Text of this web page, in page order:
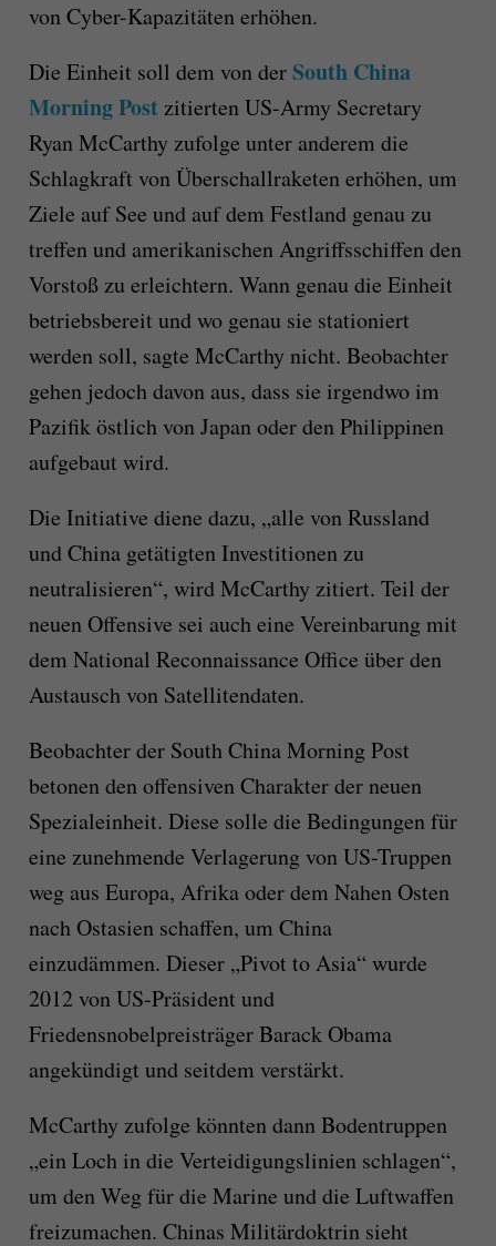
von Cyber-Kapazitäten erhöhen.
Die Einheit soll dem von derSouth China
Morning Post zitierten US-Army Secretary
Ryan McCarthy zufolge unter anderem die
Schlagkraft von Überschallraketen erhöhen, um
Ziele auf See und auf dem Festland genau zu
treffen und amerikanischen Angriffsschiffen den
Vorstoß zu erleichtern. Wann genau die Einheit
betriebsbereit und wo genau sie stationiert
werden soll, sagte McCarthy nicht. Beobachter
gehen jedoch davon aus, dass sie irgendwo im
Pazifik östlich von Japan oder den Philippinen
aufgebaut wird.
Die Initiative diene dazu, „alle von Russland
und China getätigten Investitionen zu
neutralisieren“, wird McCarthy zitiert. Teil der
neuen Offensive sei auch eine Vereinbarung mit
dem National Reconnaissance Office über den
Austausch von Satellitendaten.
Beobachter der South China Morning Post
betonen den offensiven Charakter der neuen
Spezialeinheit. Diese solle die Bedingungen für
eine zunehmende Verlagerung von US-Truppen
weg aus Europa, Afrika oder dem Nahen Osten
nach Ostasien schaffen, um China
einzudämmen. Dieser „Pivot to Asia“ wurde
2012 von US-Präsident und
Friedensnobelpreisträger Barack Obama
angekündigt und seitdem verstärkt.
McCarthy zufolge könnten dann Bodentruppen
„ein Loch in die Verteidigungslinien schlagen“,
um den Weg für die Marine und die Luftwaffen
freizumachen. Chinas Militärdoktrin sieht